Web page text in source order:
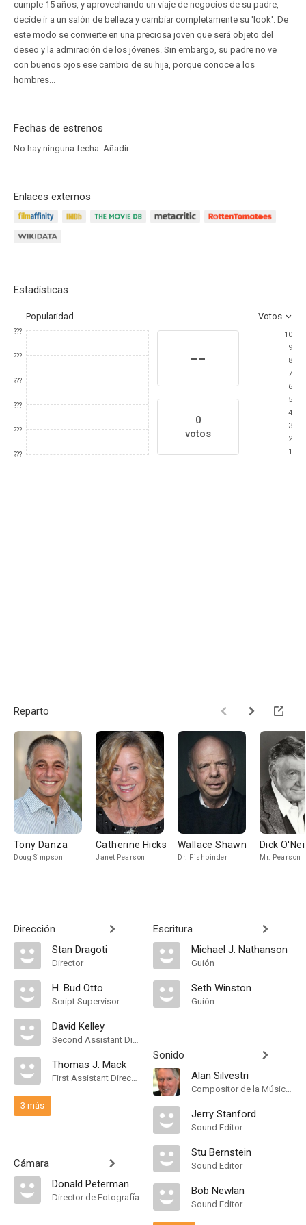
cumple 15 años, y aprovechando un viaje de negocios de su padre,
decide ir a un salón de belleza y cambiar completamente su 'look'. De
este modo se convierte en una preciosa joven que será objeto del
deseo y la admiración de los jóvenes. Sin embargo, su padre no ve
con buenos ojos ese cambio de su hija, porque conoce a los
hombres...
Fechas de estrenos
No hay ninguna fecha. Añadir
Enlaces externos
Estadísticas
Popularidad Votos
???
???
???
???
???
???
--
0
votos
10
9
8
7
6
5
4
3
2
1
Reparto
Tony Danza
Doug Simpson
Catherine Hicks
Janet Pearson
Wallace Shawn
Dr. Fishbinder
Dick
Mr. Pearson
Dirección
Stan Dragoti
Director
H. Bud Otto
Script Supervisor
David Kelley
Second Assistant Director
Thomas J. Mack
First Assistant Director
3 más
Cámara
Donald Peterman
Director de Fotografía
Escritura
Michael J. Nathanson
Guión
Seth Winston
Guión
Sonido
Alan Silvestri
Compositor de la Música Original
Jerry Stanford
Sound Editor
Stu Bernstein
Sound Editor
Bob Newlan
Sound Editor